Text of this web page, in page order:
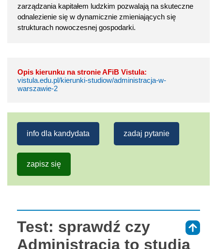
zarządzania kapitałem ludzkim pozwalają na skuteczne
odnalezienie się w dynamicznie zmieniających się
strukturach nowoczesnej gospodarki.
Opis kierunku na stronie AFiB Vistula:
vistula.edu.pl/kierunki-studiow/administracja-w-
warszawie-2
info dla kandydata zadaj pytanie
zapisz się
Test: sprawdź czy
Administracja to studia